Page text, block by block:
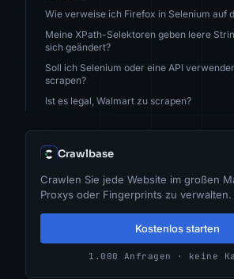
Wie verweise ich Firefox in Selenium auf
Meine XPath-Selektoren geben leere
sich geändert?
Soll ich Selenium oder eine API
scrapen?
Ist es legal, Walmart zu scrapen?
Crawlbase
Crawlen Sie jede Website im großen
Proxys oder Fingerprints zu verwalten.
Kostenlos starten
1.000 Anfragen · keine